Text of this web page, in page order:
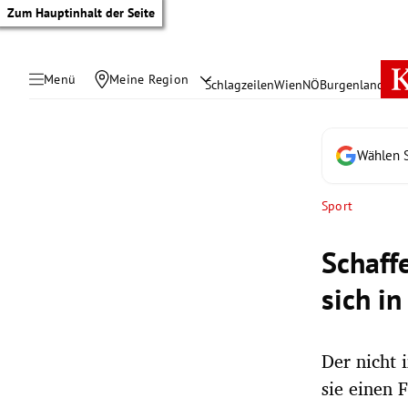
Zum Hauptinhalt der Seite
Menü Meine Region SchlagzeilenWienNÖBurgenland
Wählen
Sport
sich
Der nicht
sie einen